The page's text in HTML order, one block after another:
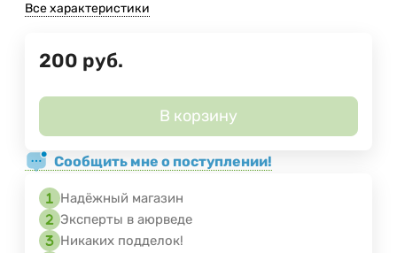
Все характеристики
200 руб.
В корзину
Сообщить мне о поступлении!
Надёжный магазин
Эксперты в аюрведе
Никаких подделок!